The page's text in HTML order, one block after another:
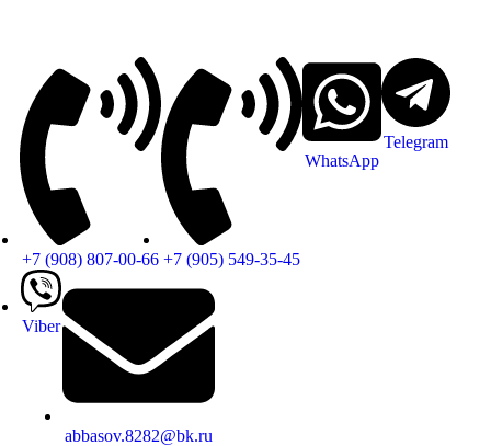
+7 (908) 807-00-66 +7 (905) 549-35-45
WhatsApp
Telegram
Viber
abbasov.8282@bk.ru